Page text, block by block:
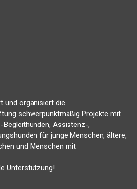
und organisiert die
schwerpunktmäßig Projekte mit
Begleithunden, Assistenz-,
für junge Menschen, ältere,
und Menschen mit
Unterstützung!